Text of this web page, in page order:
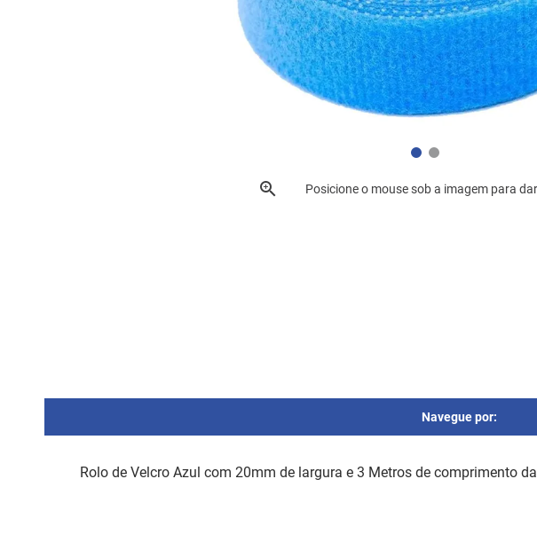
Posicione o mouse sob a imagem para
Navegue por:
Rolo de Velcro Azul com 20mm de largura e 3 Metros de comprimento